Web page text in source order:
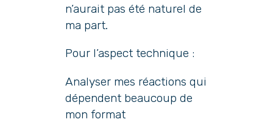
n’aurait pas été naturel de
ma part.
Pour l’aspect technique :
Analyser mes réactions qui
dépendent beaucoup de
mon format